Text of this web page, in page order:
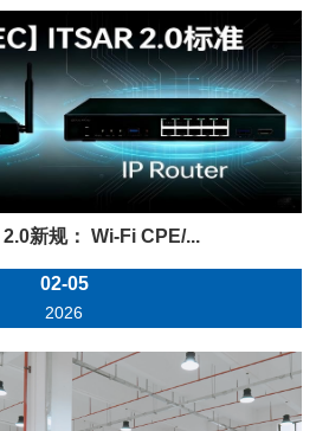
新规： Wi-Fi CPE/...
02-05
2026